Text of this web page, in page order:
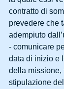
contratto di
prevedere che
adempiuto
- comunicare
data di inizio e
della missione,
stipulazione